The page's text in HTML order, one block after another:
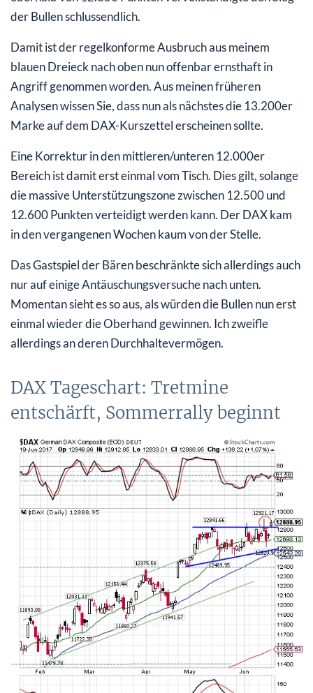
der Bullen schlussendlich.
Damit ist der regelkonforme Ausbruch aus meinem
blauen Dreieck nach oben nun offenbar ernsthaft in
Angriff genommen worden. Aus meinen früheren
Analysen wissen Sie, dass nun als nächstes die 13.200er
Marke auf dem DAX-Kurszettel erscheinen sollte.
Eine Korrektur in den mittleren/unteren 12.000er
Bereich ist damit erst einmal vom Tisch. Dies gilt, solange
die massive Unterstützungszone zwischen 12.500 und
12.600 Punkten verteidigt werden kann. Der DAX kam
in den vergangenen Wochen kaum von der Stelle.
Das Gastspiel der Bären beschränkte sich allerdings auch
nur auf einige Antäuschungsversuche nach unten.
Momentan sieht es so aus, als würden die Bullen nun erst
einmal wieder die Oberhand gewinnen. Ich zweifle
allerdings an deren Durchhaltevermögen.
DAX Tageschart: Tretmine
entschärft, Sommerrally beginnt